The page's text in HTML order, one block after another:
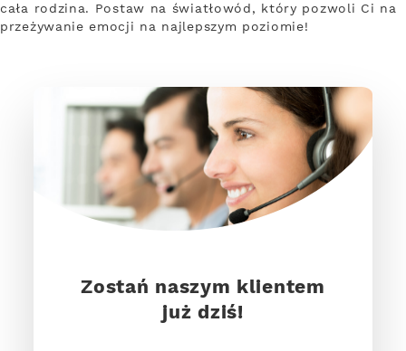
cała rodzina. Postaw na światłowód, który pozwoli Ci na
przeżywanie emocji na najlepszym poziomie!
Zostań naszym klientem
już dziś!